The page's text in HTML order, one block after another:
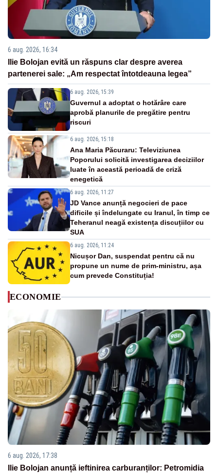
6 aug. 2026, 16:34
Ilie Bolojan evită un răspuns clar despre averea
partenerei sale: „Am respectat întotdeauna legea”
6 aug. 2026, 15:39
Guvernul a adoptat o hotărâre care
aprobă planurile de pregătire pentru
riscuri
6 aug. 2026, 15:18
Ana Maria Păcuraru: Televiziunea
Poporului solicită investigarea deciziilor
luate în această perioadă de criză
enegetică
6 aug. 2026, 11:27
JD Vance anunță negocieri de pace
dificile și îndelungate cu Iranul, în timp ce
Teheranul neagă existența discuțiilor cu
SUA
6 aug. 2026, 11:24
Nicușor Dan, suspendat pentru că nu
propune un nume de prim-ministru, așa
cum prevede Constituția!
ECONOMIE
6 aug. 2026, 17:38
Ilie Bolojan anunță ieftinirea carburanților: Petromidia